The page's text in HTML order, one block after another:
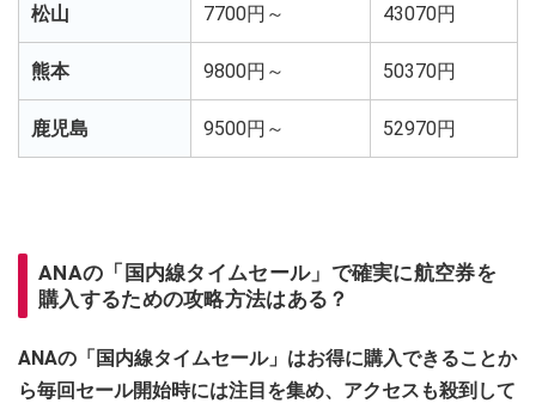
松山 7700円～ 43070円
熊本 9800円～ 50370円
鹿児島 9500円～ 52970円
ANAの「国内線タイムセール」で確実に航空券を
購入するための攻略方法はある？
ANAの「国内線タイムセール」はお得に購入できることか
ら毎回セール開始時には注目を集め、アクセスも殺到して